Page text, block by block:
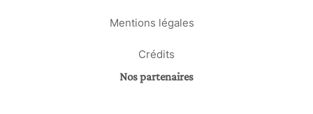
Mentions légales
Crédits
Nos partenaires